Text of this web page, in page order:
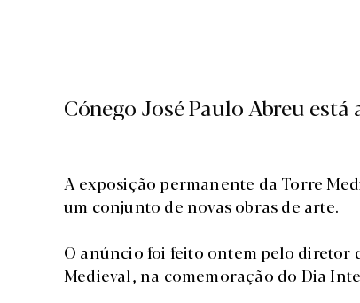
Cónego José Paulo Abreu
A exposição permanente da Torre
um conjunto de novas obras de arte.
O anúncio foi feito ontem pelo diretor
Medieval, na comemoração do Dia